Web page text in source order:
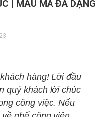
| MẪU MÃ ĐA DẠNG
hàng! Lời đầu
quý khách lời chúc
công việc. Nếu